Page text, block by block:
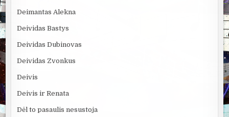
Deimantas Alekna
Deividas Bastys
Deividas Dubinovas
Deividas Zvonkus
Deivis
Deivis ir Renata
Dėl to pasaulis nesustoja